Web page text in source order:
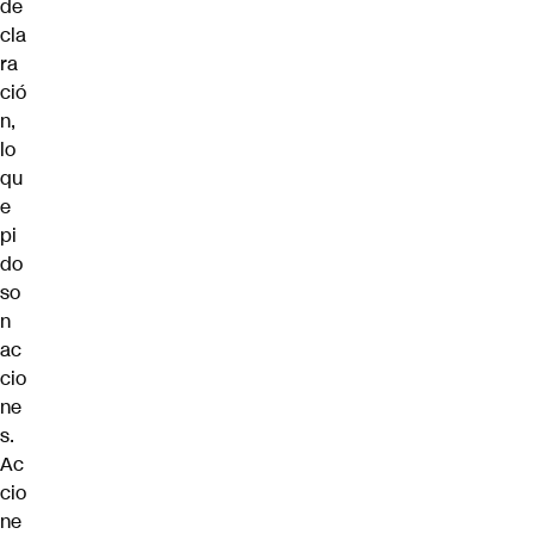
de
cla
ra
ció
n,
lo
qu
e
pi
do
so
n
ac
cio
ne
s.
Ac
cio
ne